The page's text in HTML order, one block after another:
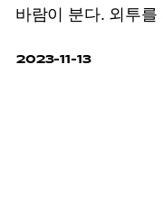
바람이 분다. 외투를
2023-11-13